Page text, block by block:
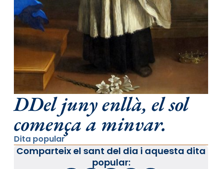
DDel juny enllà, el sol
comença a minvar.
Dita popular
Comparteix el sant del dia i aquesta dita
popular: